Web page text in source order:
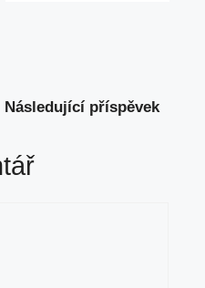
Následující příspěvek